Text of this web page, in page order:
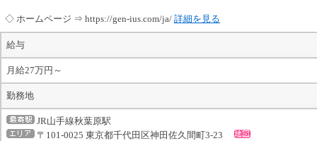
◇ ホームページ ⇒ https://gen-ius.com/ja/ 詳細を見る
給与
月給27万円～
勤務地
JR山手線秋葉原駅
〒101-0025 東京都千代田区神田佐久間町3-23